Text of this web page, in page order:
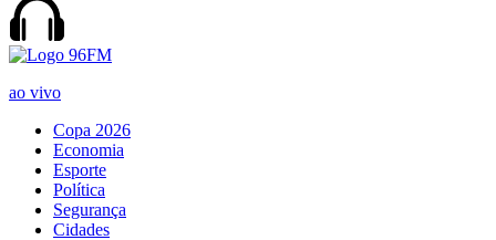
ao vivo
Copa 2026
Economia
Esporte
Política
Segurança
Cidades